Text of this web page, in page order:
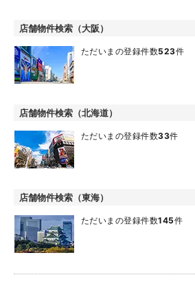
店舗物件検索（大阪）
ただいまの登録件数523件
店舗物件検索（北海道）
ただいまの登録件数33件
店舗物件検索（東海）
ただいまの登録件数145件